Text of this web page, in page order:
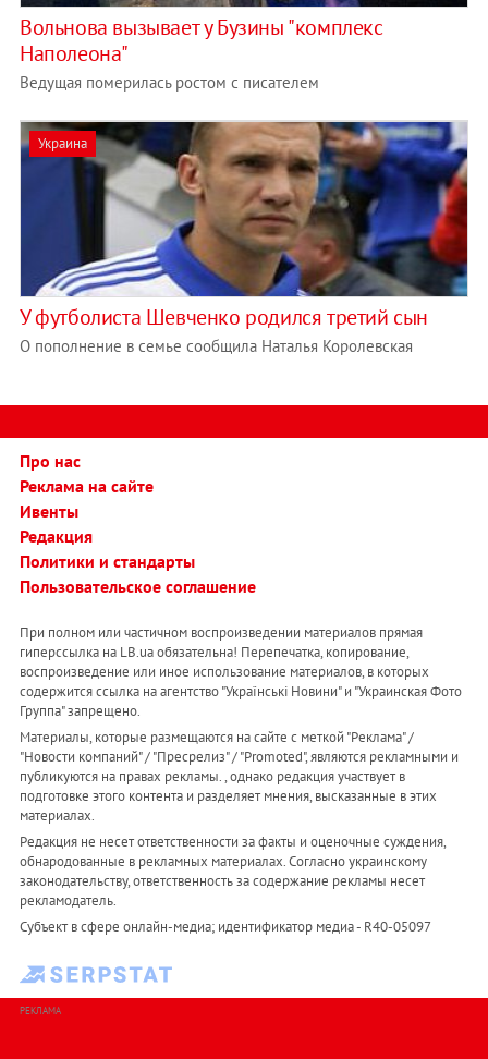
Вольнова вызывает у Бузины "комплекс
Наполеона"
Ведущая померилась ростом с писателем
Украина
У футболиста Шевченко родился третий сын
О пополнение в семье сообщила Наталья Королевская
Про нас
Реклама на сайте
Ивенты
Редакция
Политики и стандарты
Пользовательское соглашение
При полном или частичном воспроизведении материалов прямая
гиперссылка на LB.ua обязательна! Перепечатка, копирование,
воспроизведение или иное использование материалов, в которых
содержится ссылка на агентство "Українськi Новини" и "Украинская Фото
Группа" запрещено.
Материалы, которые размещаются на сайте с меткой "Реклама" /
"Новости компаний" / "Пресрелиз" / "Promoted", являются рекламными и
публикуются на правах рекламы. , однако редакция участвует в
подготовке этого контента и разделяет мнения, высказанные в этих
материалах.
Редакция не несет ответственности за факты и оценочные суждения,
обнародованные в рекламных материалах. Согласно украинскому
законодательству, ответственность за содержание рекламы несет
рекламодатель.
Субъект в сфере онлайн-медиа; идентификатор медиа - R40-05097
РЕКЛАМА